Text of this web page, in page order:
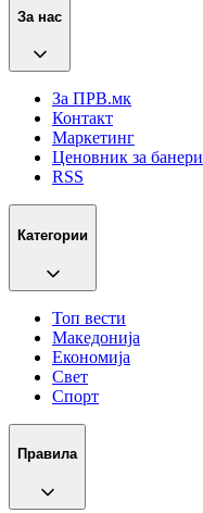
За нас
За ПРВ.мк
Контакт
Маркетинг
Ценовник за банери
RSS
Категории
Топ вести
Македонија
Економија
Свет
Спорт
Правила